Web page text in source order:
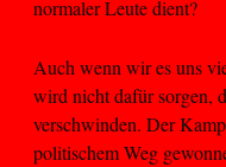
normaler Leute dient?
Auch wenn wir es uns
wird nicht dafür sorgen,
verschwinden. Der
politischem Weg